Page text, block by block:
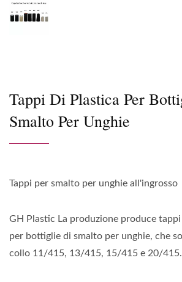
Tappi Di Plastica Per
Smalto Per Unghie
Tappi per smalto per unghie all'ingrosso
GH Plastic La produzione produce
per bottiglie di smalto per unghie, che
collo 11/415, 13/415, 15/415 e 20/415.